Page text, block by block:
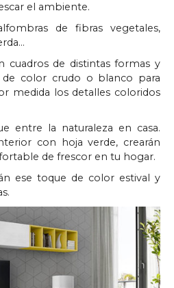
el ambiente.
de fibras vegetales,
cuadros de distintas formas y
de color crudo o blanco para
medida los detalles coloridos
entre la naturaleza en casa.
con hoja verde, crearán
de frescor en tu hogar.
ese toque de color estival y